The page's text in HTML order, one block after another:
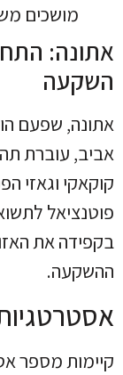
מושכים
אתונה:
השקעה
אתונה, שפעם
אביב, עוברת
קוקאקי וגאזי
פוטנציאל
בקפידה את
ההשקעה.
קיימות מספר